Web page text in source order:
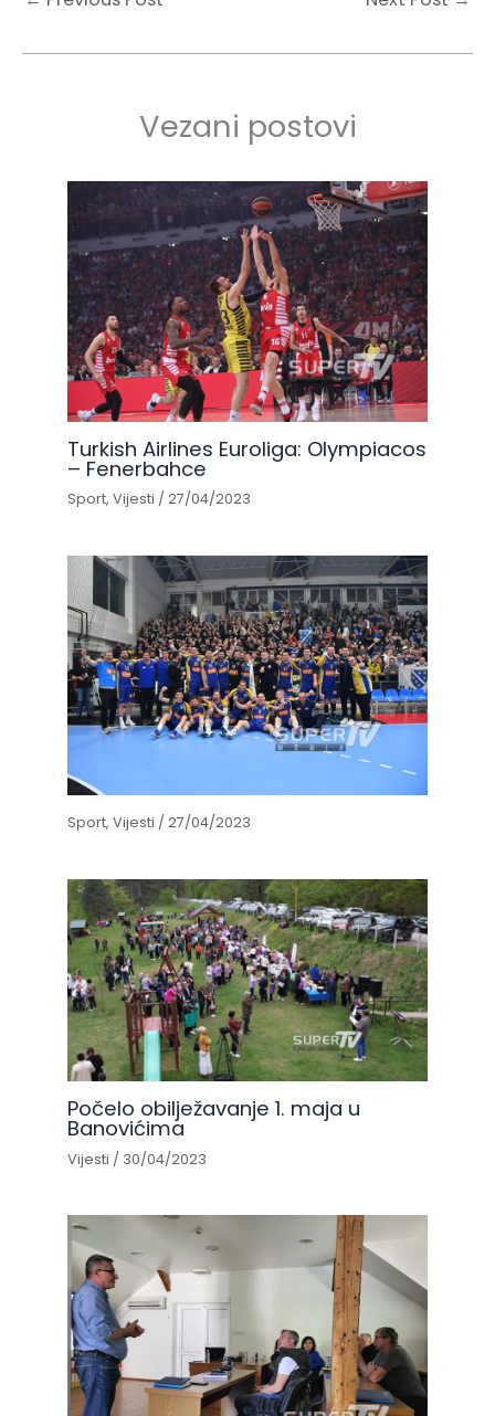
Vezani postovi
Turkish Airlines Euroliga: Olympiacos
– Fenerbahce
Sport,Vijesti /27/04/2023
Sport,Vijesti /27/04/2023
Počelo obilježavanje 1. maja u
Banovićima
Vijesti / 30/04/2023